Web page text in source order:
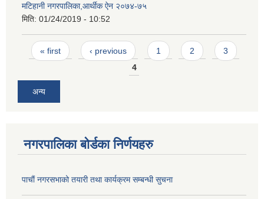
मटिहानी नगरपालिका,आर्थीक ऐन २०७४-७५
मिति: 01/24/2019 - 10:52
Pages
« first ‹ previous 1 2
3
4
अन्य
नगरपालिका बोर्डका निर्णयहरु
पाचाैं नगरसभाको तयारी तथा कार्यक्रम सम्बन्धी सुचना